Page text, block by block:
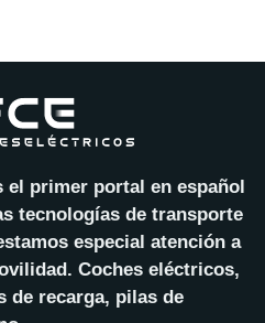
el primer portal en español
tecnologías de transporte
especial atención a
Coches eléctricos,
de recarga, pilas de